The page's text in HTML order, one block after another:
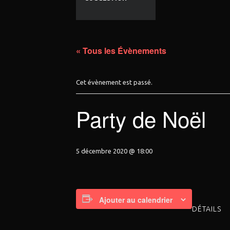
« Tous les Évènements
Cet évènement est passé.
Party de Noël
5 décembre 2020 @ 18:00
Ajouter au calendrier
DÉTAILS